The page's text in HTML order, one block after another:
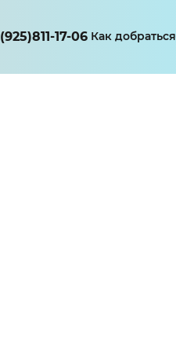
17-06 Как добраться